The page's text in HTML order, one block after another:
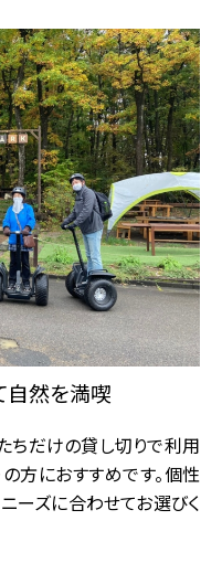
自然を満喫
ちだけの貸し切りで利用
方におすすめです。個性
ーズに合わせてお選びく